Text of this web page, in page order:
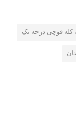
کله قوچی درجه یک